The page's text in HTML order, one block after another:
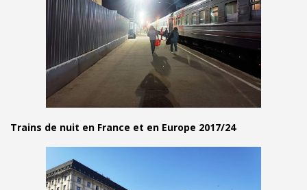
Trains de nuit en France et en Europe 2017/24